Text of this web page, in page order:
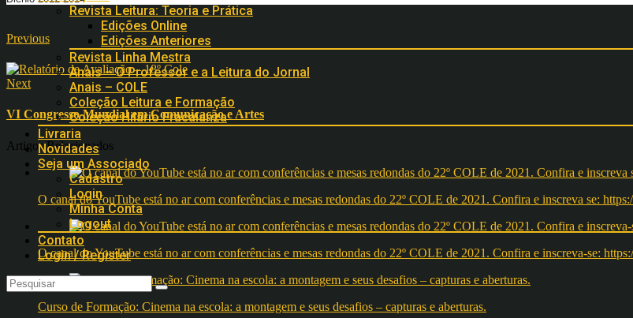
Revista Leitura: Teoria e Prática
Edições Online
Edições Anteriores
Revista Linha Mestra
Anais – O Professor e a Leitura do Jornal
Anais – COLE
Coleção Leitura e Formação
Coleção Hilário Fracalanza
Livraria
Novidades
Seja um Associado
Cadastro
Login
Minha Conta
Logout
Contato
Login / Register
Previous
Next
VI Congresso Mundial em Comunicação e Artes
Artigos Relacionados
O canal do YouTube está no ar com conferências e mesas redondas do 22º COLE de 2021. Confira e inscreva se:
O canal do YouTube está no ar com conferências e mesas redondas do 22º COLE de 2021. Confira e inscreva-se:
Curso de Formação: Cinema na escola: a montagem e seus desafios – capturas e aberturas.